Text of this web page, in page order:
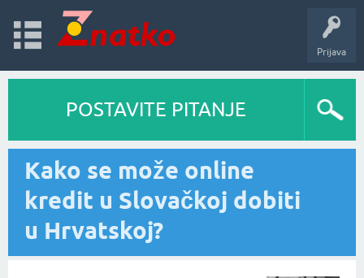
Prijava
POSTAVITE PITANJE
Kako se može online
kredit u Slovačkoj dobiti
u Hrvatskoj?